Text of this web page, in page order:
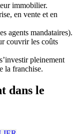
immobilier.
en vente et en
agents mandataires).
couvrir les coûts
pleinement
la franchise.
dans le